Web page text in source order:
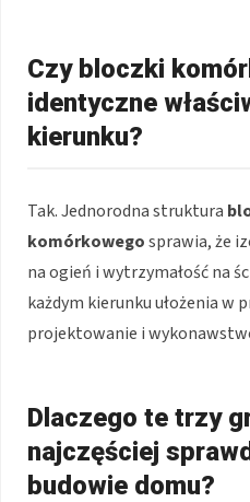
Czy bloczki
identyczne
kierunku?
Tak. Jednorodna struktura
komórkowegosprawia, że
na ogień i wytrzymałość na
każdym kierunku ułożenia w
projektowanie i
Dlaczego te trzy
najczęściej
budowie domu?